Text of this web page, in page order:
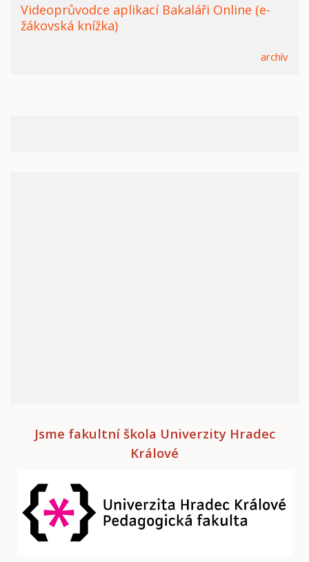
Videoprůvodce aplikací Bakaláři Online (e-
žákovská knížka)
archív
Jsme fakultní škola Univerzity Hradec
Králové